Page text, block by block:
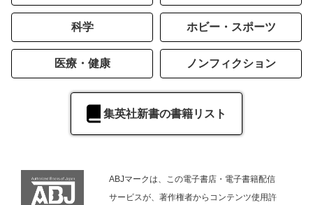
科学 ホビー・スポーツ
医療・健康 ノンフィクション
集英社新書の書籍リスト
ABJマークは、この電子書店・電子書籍配信
サービスが、著作権者からコンテンツ使用許